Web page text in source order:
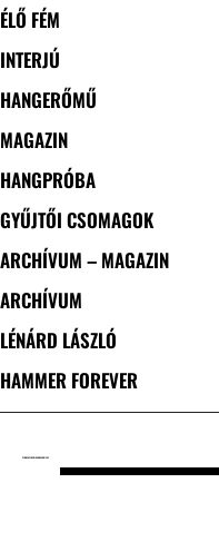
ÉLŐ FÉM
INTERJÚ
HANGERŐMŰ
MAGAZIN
HANGPRÓBA
GYŰJTŐI CSOMAGOK
ARCHÍVUM – MAGAZIN
ARCHÍVUM
LÉNÁRD LÁSZLÓ
HAMMER FOREVER